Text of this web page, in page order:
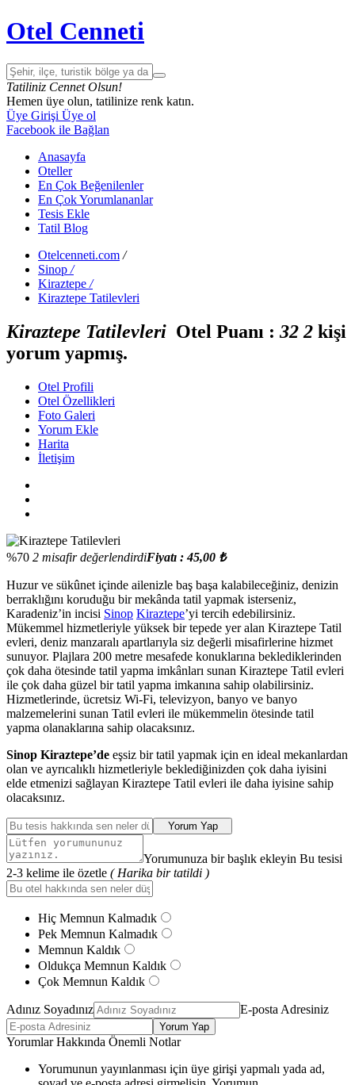
Otel Cenneti
Tatiliniz Cennet Olsun!
Hemen üye olun, tatilinize renk katın.
Üye Girişi Üye ol
Facebook ile Bağlan
Anasayfa
Oteller
En Çok Beğenilenler
En Çok Yorumlananlar
Tesis Ekle
Tatil Blog
Otelcenneti.com /
Sinop /
Kiraztepe /
Kiraztepe Tatilevleri
Kiraztepe Tatilevleri Otel Puanı : 32 2 kişi
yorum yapmış.
Otel Profili
Otel Özellikleri
Foto Galeri
Yorum Ekle
Harita
İletişim
%70 2 misafir değerlendirdiFiyatı : 45,00 ₺
Huzur ve sükûnet içinde ailenizle baş başa kalabileceğiniz, denizin
berraklığını koruduğu bir mekânda tatil yapmak isterseniz,
Karadeniz’in incisi Sinop Kiraztepe’yi tercih edebilirsiniz.
Mükemmel hizmetleriyle yüksek bir tepede yer alan Kiraztepe Tatil
evleri, deniz manzaralı apartlarıyla siz değerli misafirlerine hizmet
sunuyor. Plajlara 200 metre mesafede konuklarına beklediklerinden
çok daha ötesinde tatil yapma imkânları sunan Kiraztepe Tatil evleri
ile çok daha güzel bir tatil yapma imkanına sahip olabilirsiniz.
Hizmetlerinde, ücretsiz Wi-Fi, televizyon, banyo ve banyo
malzemelerini sunan Tatil evleri ile mükemmelin ötesinde tatil
yapma olanaklarına sahip olacaksınız.
Sinop Kiraztepe’de eşsiz bir tatil yapmak için en ideal mekanlardan
olan ve ayrıcalıklı hizmetleriyle beklediğinizden çok daha iyisini
elde etmenizi sağlayan Kiraztepe Tatil evleri ile daha iyisine sahip
olacaksınız.
Yorum Yap
Yorumunuza bir başlık ekleyin Bu tesisi
2-3 kelime ile özetle ( Harika bir tatildi )
Hiç Memnun Kalmadık
Pek Memnun Kalmadık
Memnun Kaldık
Oldukça Memnun Kaldık
Çok Memnun Kaldık
Adınız Soyadınız E-posta Adresiniz
Yorum Yap
Yorumlar Hakkında Önemli Notlar
Yorumunun yayınlanması için üye girişi yapmalı yada ad,